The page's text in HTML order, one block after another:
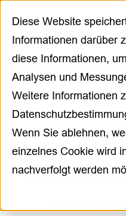
Diese Website
Informationen darüber
diese Informationen,
Analysen und
Weitere Informationen
Wenn Sie ablehnen,
einzelnes Cookie wird
nachverfolgt werden
11/23/2021
Erhöhte